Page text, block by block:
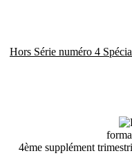
Hors Série numéro 4
4ème supplément